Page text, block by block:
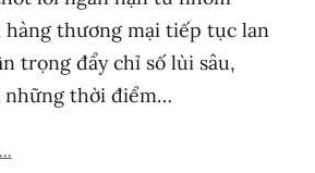
hàng thương mại tiếp tục lan
trọng đẩy chỉ số lùi sâu,
thời điểm…